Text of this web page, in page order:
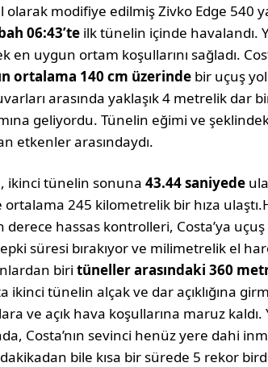
modifiye edilmiş Zivko Edge 540
06:43’te ilk tünelin içinde havalandı.
uygun ortam koşullarını sağladı.
ortalama 140 cm üzerinde bir uçuş
arasında yaklaşık 4 metrelik dar
geliyordu. Tünelin eğimi ve
etkenler arasındaydı.
ikinci tünelin sonuna43.44 saniyede
245 kilometrelik bir hıza
derece hassas kontrolleri, Costa’ya
süresi bırakıyor ve milimetrelik el
biritüneller arasındaki 360
ikinci tünelin alçak ve dar açıklığına
ve açık hava koşullarına maruz kaldı.
Costa’nın sevinci henüz yere dahi
bile kısa bir sürede 5 rekor